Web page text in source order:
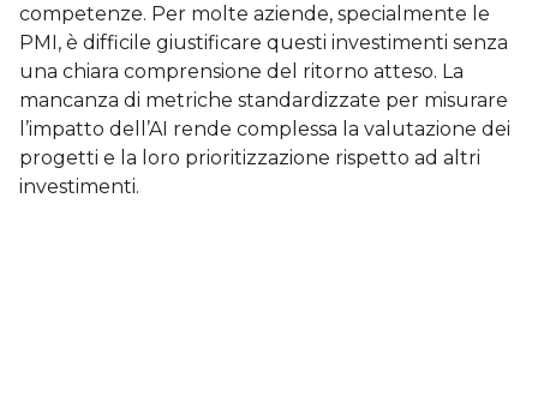
competenze. Per molte aziende, specialmente le
PMI, è difficile giustificare questi investimenti senza
una chiara comprensione del ritorno atteso. La
mancanza di metriche standardizzate per misurare
l’impatto dell’AI rende complessa la valutazione dei
progetti e la loro prioritizzazione rispetto ad altri
investimenti.